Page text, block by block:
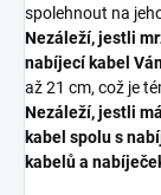
spolehnout na
Nezáleží, jestli
nabíjecí kabel
až 21 cm, což je
Nezáleží, jestli
kabel spolu s
kabelů a